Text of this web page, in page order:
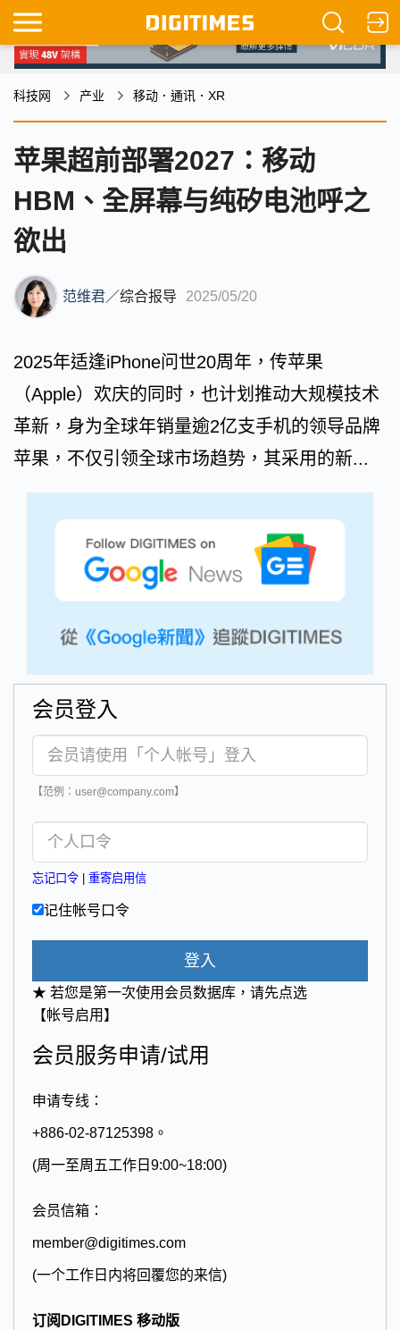
科技网 产业 移动．通讯．XR
苹果超前部署2027：移动
HBM、全屏幕与纯矽电池呼之
欲出
范维君／综合报导 2025/05/20
2025年适逢iPhone问世20周年，传苹果
（Apple）欢庆的同时，也计划推动大规模技术
革新，身为全球年销量逾2亿支手机的领导品牌
苹果，不仅引领全球市场趋势，其采用的新...
会员登入
【范例：user@company.com】
忘记口令 重寄启用信
记住帐号口令
登入
★ 若您是第一次使用会员数据库，请先点选
【帐号启用】
会员服务申请/试用
申请专线：
+886-02-87125398。
(周一至周五工作日9:00~18:00)
会员信箱：
member@digitimes.com
(一个工作日内将回覆您的来信)
订阅DIGITIMES 移动版